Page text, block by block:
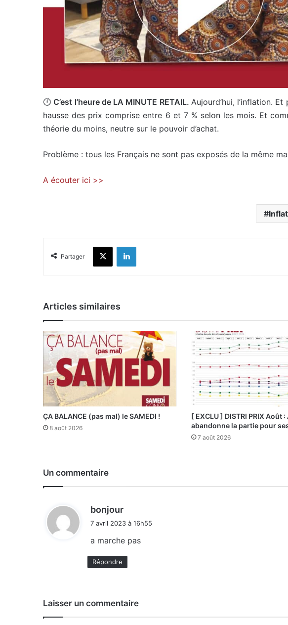
🕛 C’est l’heure de LA MINUTE RETAIL. Aujourd’hui, l’inflation.
hausse des prix comprise entre 6 et 7 % selon les mois. Et
théorie du moins, neutre sur le pouvoir d’achat.
Problème : tous les Français ne sont pas exposés de la même
A écouter ici >>
Partager
X Linkedin
Articles similaires
ÇA BALANCE (pas mal) le SAMEDI !
8 août 2026
[ EXCLU ] DISTRI PRIX Août
abandonne la partie pour
7 août 2026
Un commentaire
bonjour
7 avril 2023 à 16h55
a marche pas
Répondre
Laisser un commentaire